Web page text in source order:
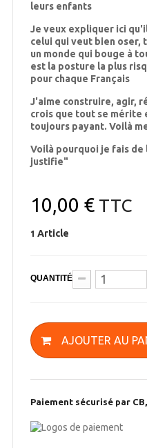
leurs enfants
Je veux expliquer ici
celui qui veut bien oser,
un monde qui bouge à
est la posture la plus
pour chaque Français
J'aime construire, agir,
crois que tout se
toujours payant. Voilà
Voilà pourquoi je fais
justifie"
10,00 €TTC
1 Article
QUANTITÉ
AJOUTER AU
Paiement sécurisé par